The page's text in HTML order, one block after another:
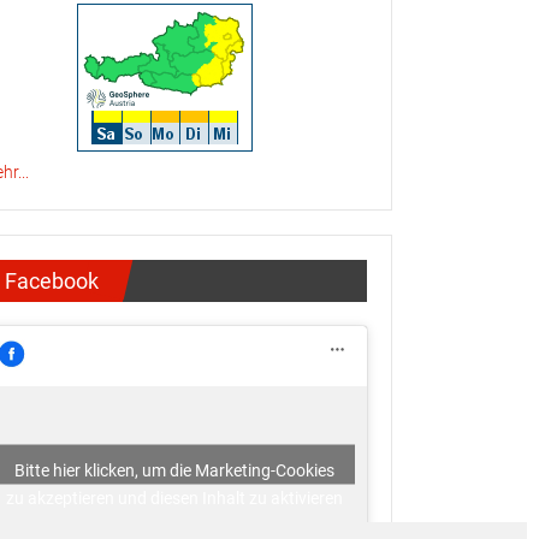
Facebook
Bitte hier klicken, um die Marketing-Cookies